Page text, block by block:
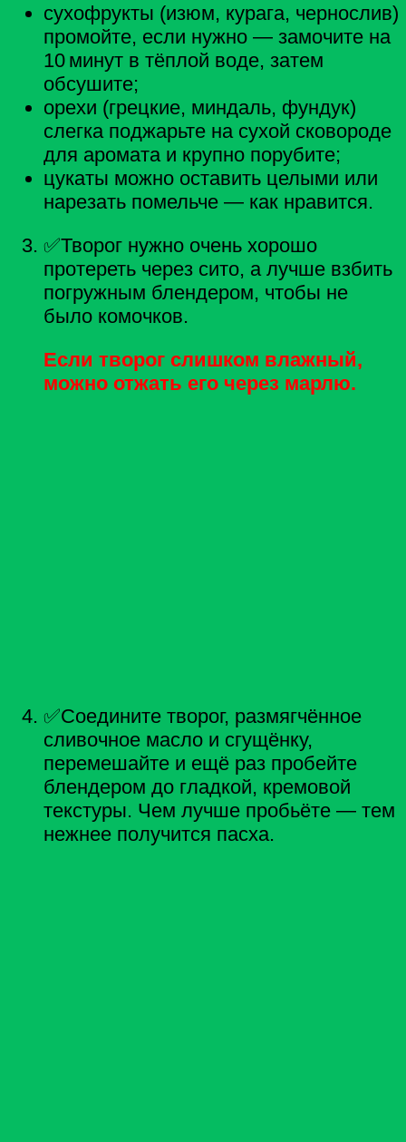
сухофрукты (изюм, курага, чернослив)
промойте, если нужно — замочите на
10 минут в тёплой воде, затем
обсушите;
орехи (грецкие, миндаль, фундук)
слегка поджарьте на сухой сковороде
для аромата и крупно порубите;
цукаты можно оставить целыми или
нарезать помельче — как нравится.
✅Творог нужно очень хорошо
протереть через сито, а лучше взбить
погружным блендером, чтобы не
было комочков.
Если творог слишком влажный,
можно отжать его через марлю.
✅Соедините творог, размягчённое
сливочное масло и сгущёнку,
перемешайте и ещё раз пробейте
блендером до гладкой, кремовой
текстуры. Чем лучше пробьёте — тем
нежнее получится пасха.